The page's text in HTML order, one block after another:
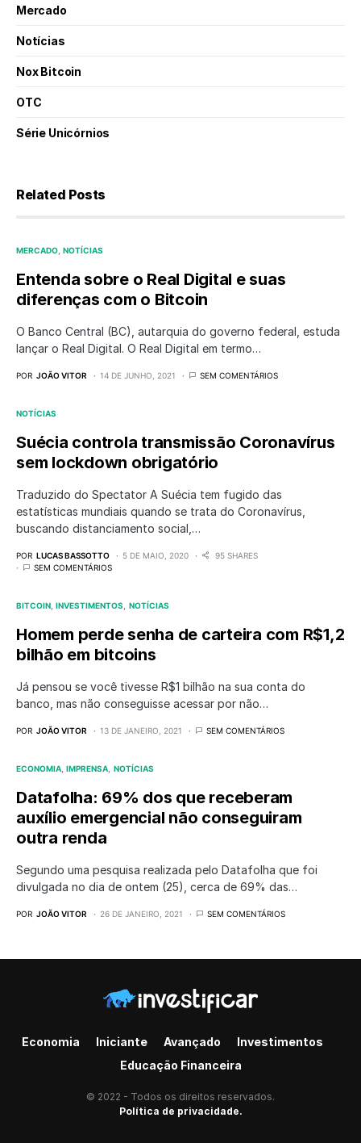
Mercado
Notícias
Nox Bitcoin
OTC
Série Unicórnios
Related Posts
MERCADO NOTÍCIAS
Entenda sobre o Real Digital e suas
diferenças com o Bitcoin
O Banco Central (BC), autarquia do governo federal, estuda
lançar o Real Digital. O Real Digital em termo…
POR JOÃO VITOR 14 DE JUNHO, 2021 SEM COMENTÁRIOS
NOTÍCIAS
Suécia controla transmissão Coronavírus
sem lockdown obrigatório
Traduzido do Spectator A Suécia tem fugido das
estatísticas mundiais quando se trata do Coronavírus,
buscando distanciamento social,…
POR LUCAS BASSOTTO 5 DE MAIO, 2020
95 SHARES
SEM COMENTÁRIOS
BITCOIN INVESTIMENTOS NOTÍCIAS
Homem perde senha de carteira com R$1,2
bilhão em bitcoins
Já pensou se você tivesse R$1 bilhão na sua conta do
banco, mas não conseguisse acessar por não…
POR JOÃO VITOR 13 DE JANEIRO, 2021 SEM COMENTÁRIOS
ECONOMIA IMPRENSA NOTÍCIAS
Datafolha: 69% dos que receberam
auxílio emergencial não conseguiram
outra renda
Segundo uma pesquisa realizada pelo Datafolha que foi
divulgada no dia de ontem (25), cerca de 69% das…
POR JOÃO VITOR 26 DE JANEIRO, 2021 SEM COMENTÁRIOS
Economia Iniciante Avançado
Investimentos
Educação Financeira
© 2022 - Todos os direitos reservados.
Política de privacidade.